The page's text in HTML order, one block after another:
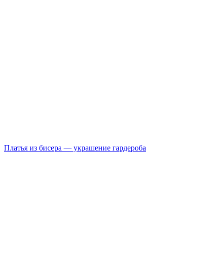
Платья из бисера — украшение гардероба